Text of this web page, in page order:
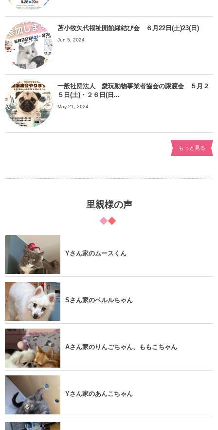
苫小牧矢代福祉開館縁結び会 ６月22日(土)23(日)
Jun 5, 2024
一般社団法人 愛玩動物事業者協会の譲渡会 ５月２
５日(土)・２６日(日...
May 21, 2024
もっと見る
里親様の声
Yさん家のムースくん
Sさん家のペルルちゃん
Aさん家のりんごちゃん、ももこちゃん
Yさん家のあんこちゃん